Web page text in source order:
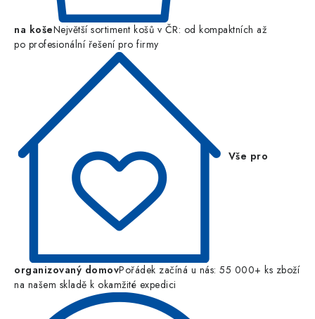
na košeNejvětší sortiment košů v ČR: od kompaktních až
po profesionální řešení pro firmy
Vše pro
organizovaný domovPořádek začíná u nás: 55 000+ ks zboží
na našem skladě k okamžité expedici